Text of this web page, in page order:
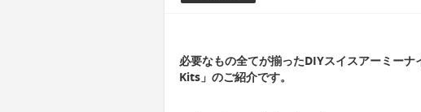
必要なもの全てが揃ったDIYスイスアーミー
Kits」のご紹介です。